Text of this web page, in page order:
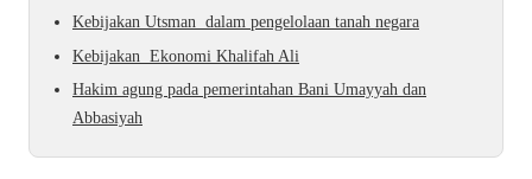
Kebijakan Utsman dalam pengelolaan tanah negara
Kebijakan Ekonomi Khalifah Ali
Hakim agung pada pemerintahan Bani Umayyah dan
Abbasiyah